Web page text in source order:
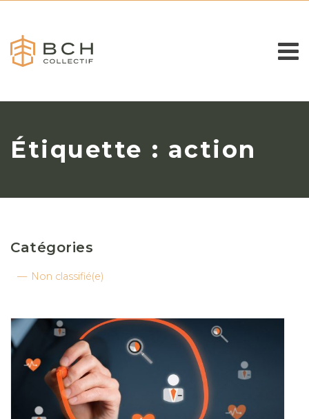
Étiquette : action
Catégories
Non classifié(e)